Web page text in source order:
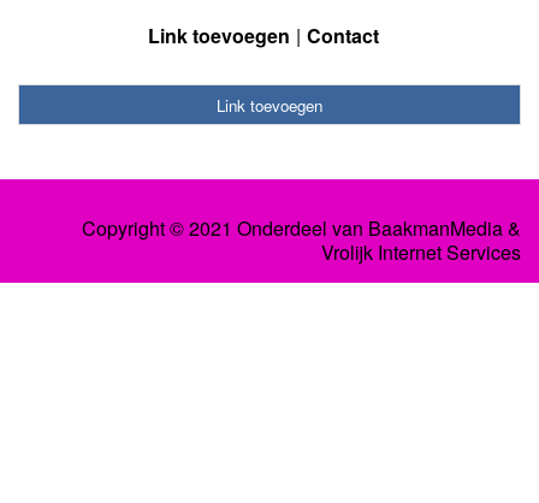
Link toevoegen Contact
Link toevoegen
Copyright © 2021 Onderdeel van BaakmanMedia&
Vrolijk Internet Services